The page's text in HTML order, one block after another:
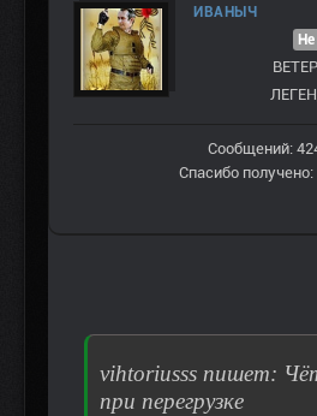
ИВАНЫЧ
Сообщений:
Спасибо получено:
vihtoriusss пишет:
при перегрузке